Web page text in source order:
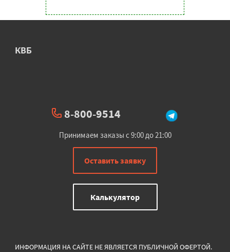
КВБ
8-800-9514
Принимаем заказы с 9:00 до 21:00
Оставить заявку
Калькулятор
ИНФОРМАЦИЯ НА САЙТЕ НЕ ЯВЛЯЕТСЯ ПУБЛИЧНОЙ ОФЕРТОЙ.